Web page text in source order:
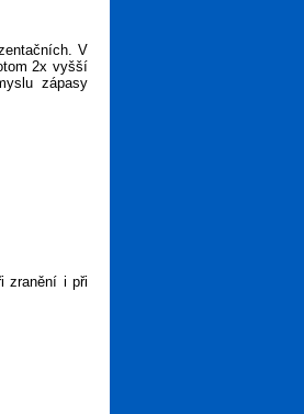
V
2x vyšší
zápasy
zranění i při